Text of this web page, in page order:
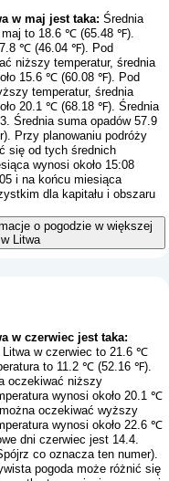
w maj jest taka: Średnia
maj to 18.6 ℃ (65.48 ℉).
℃ (46.04 ℉). Pod
niższy temperatur, średnia
15.6 ℃ (60.08 ℉). Pod
temperatur, średnia
20.1 ℃ (68.18 ℉). Średnia
Średnia suma opadów 57.9
). Przy planowaniu podróży
się od tych średnich
wynosi około 15:08
i na końcu miesiąca
dla kapitału i obszaru
o pogodzie w większej
Litwa
w czerwiec jest taka:
Litwa w czerwiec to 21.6 ℃
to 11.2 ℃ (52.16 ℉).
oczekiwać niższy
wynosi około 20.1 ℃
oczekiwać wyższy
wynosi około 22.6 ℃
dni czerwiec jest 14.4.
co oznacza ten numer).
pogoda może różnić się